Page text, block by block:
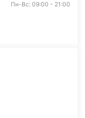
Пн-Вс: 09:00 - 21:00